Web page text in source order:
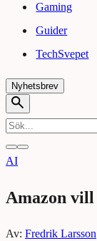
Gaming
Guider
TechSvepet
Nyhetsbrev
AI
Amazon
Av: Fredrik Larsson